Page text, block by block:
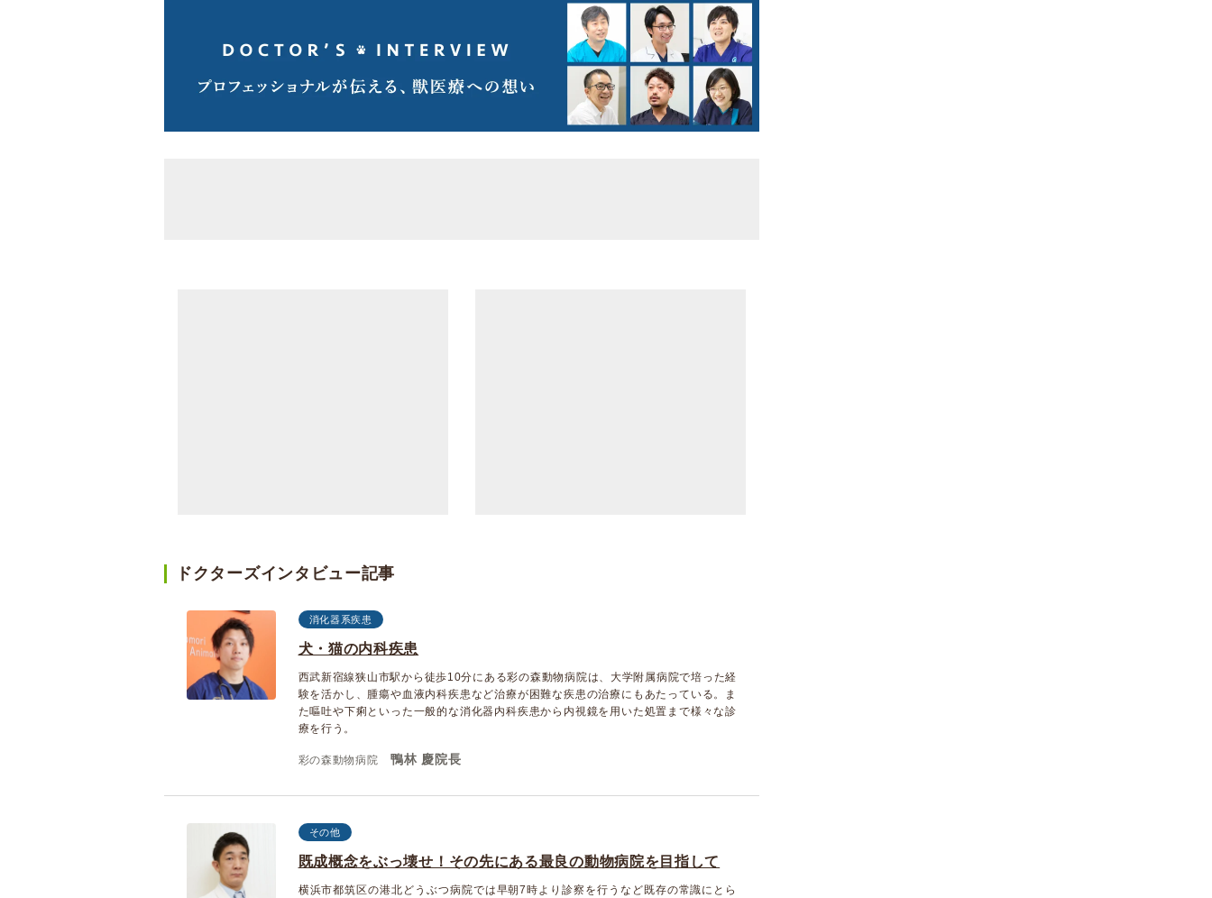
ドクターズインタビュー記事
消化器系疾患
犬・猫の内科疾患
西武新宿線狭山市駅から徒歩10分にある彩の森動物病院は、大学附属病院で培った経
験を活かし、腫瘍や血液内科疾患など治療が困難な疾患の治療にもあたっている。ま
た嘔吐や下痢といった一般的な消化器内科疾患から内視鏡を用いた処置まで様々な診
療を行う。
彩の森動物病院 鴨林 慶院長
その他
既成概念をぶっ壊せ！その先にある最良の動物病院を目指して
横浜市都筑区の港北どうぶつ病院では早朝7時より診察を行うなど既存の常識にとら